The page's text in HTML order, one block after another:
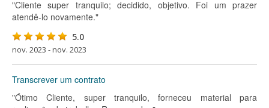
"Cliente super tranquilo; decidido, objetivo. Foi um prazer
atendê-lo novamente."
5.0
nov. 2023 - nov. 2023
Transcrever um contrato
"Ótimo Cliente, super tranquilo, forneceu material para